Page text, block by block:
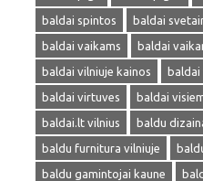
baldai spintos
baldai
baldai vaikams
baldai
baldai vilniuje kainos
baldai
baldai virtuves
baldai
baldai.lt vilnius
baldu
baldu furnitura vilniuje
baldu gamintojai kaune